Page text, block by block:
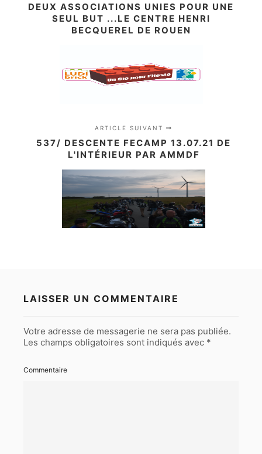
DEUX ASSOCIATIONS UNIES POUR UNE
SEUL BUT ...LE CENTRE HENRI
BECQUEREL DE ROUEN
ARTICLE SUIVANT
537/ DESCENTE FECAMP 13.07.21 DE
L'INTÉRIEUR PAR AMMDF
LAISSER UN COMMENTAIRE
Votre adresse de messagerie ne sera pas publiée.
Les champs obligatoires sont indiqués avec *
Commentaire